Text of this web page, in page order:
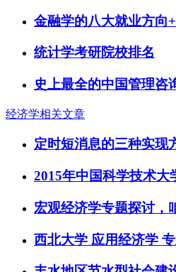
金融学的八大就业方向
统计学考研院校排名
史上最全的中国管理咨
经济学相关文章
定时短消息的三种实现
2015年中国科学技术大
宏观经济学专题探讨，
西北大学 应用经济学